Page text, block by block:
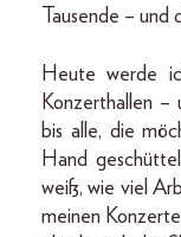
Tausende –
Heute werde
Konzerthallen –
bis alle, die
Hand
weiß, wie viel
meinen